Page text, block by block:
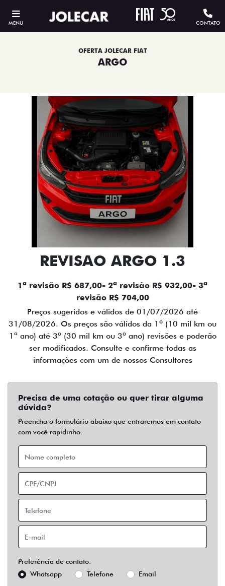
MENU CONTATO
OFERTA JOLECAR FIAT
ARGO
REVISAO ARGO 1.3
1ª revisão R$ 687,00- 2ª revisão R$ 932,00- 3ª
revisão R$ 704,00
Preços sugeridos e válidos de 01/07/2026 até
31/08/2026. Os preços são válidos da 1º (10 mil km ou
1ª ano) até 3º (30 mil km ou 3º ano) revisões e poderão
ser modificados. Consulte e confirme todas as
informações com um de nossos Consultores
Precisa de uma cotação ou quer tirar alguma
dúvida?
Preencha o formulário abaixo que entraremos em contato
com você rapidinho.
Preferência de contato:
Whatsapp
Telefone Email